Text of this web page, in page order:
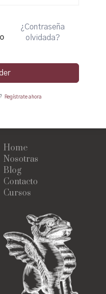
¿Contraseña
olvidada?
Regístrate ahora
Home
Nosotras
Blog
Contacto
Cursos